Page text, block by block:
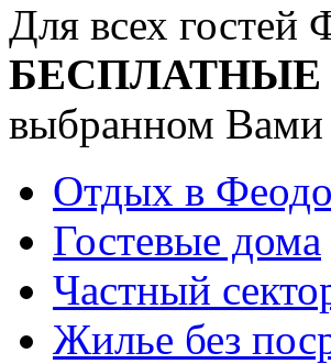
Для всех гостей
БЕСПЛАТНЫЕ
выбранном Вами
Отдых в
Гостевые дома
Частный
Жилье без